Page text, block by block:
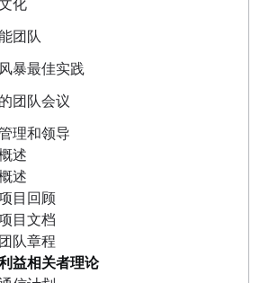
指南 [2025]
进度
project initiation?
会议
milestones
付成果
者分析图：定义、优势和示例
和使命
理论
示例
人
人
人
计划
管理
会议次数
和议程
者理论
度活动
生产力
不畅的问题
目管理
案
目管理
目管理指南 [2025]
项目管理
项目管理软件
跟踪项目进度
initiation
is project initiation?
项目启动会议
标
化
概述
协作沟通
团队协作
来自高级用户的内部协作提示
协作式内容创作
义群组法
我管理
队项目管理
团队
概述
职能协作
审批流程
团队与利益相关者的沟通
暴最佳实践
概述
头脑风暴技巧
脑风暴会议
用 Confluence 白板进行头脑风暴
即将推出）
团队会议
概述
协作会议
怎么减少会议次数
会议记录和议程
会议节奏
会议反思
理和领导
述
述
目回顾
目文档
团队章程
益相关者理论